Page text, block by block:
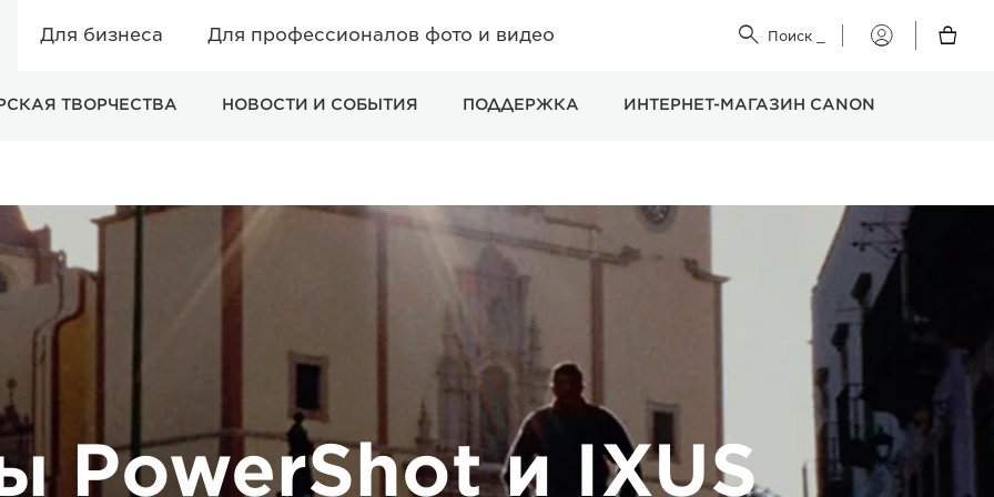
Для бизнеса Для профессионалов фото и видео  Поиск
Мой

ТВОРЧЕСТВА НОВОСТИ И СОБЫТИЯ ПОДДЕРЖКА ИНТЕРНЕТ-МАГАЗИН CANON
PowerShot и IXUS